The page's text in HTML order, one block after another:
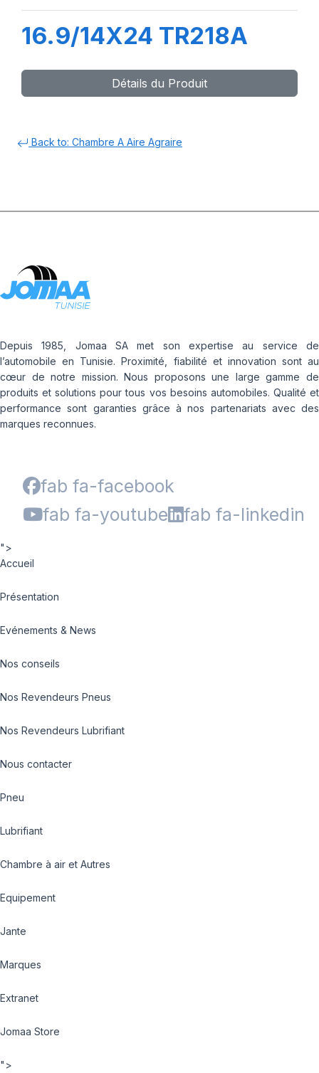
16.9/14X24 TR218A
Détails du Produit
Back to: Chambre A Aire Agraire
Depuis 1985, Jomaa SA met son expertise au service de
l’automobile en Tunisie. Proximité, fiabilité et innovation sont au
cœur de notre mission. Nous proposons une large gamme de
produits et solutions pour tous vos besoins automobiles. Qualité et
performance sont garanties grâce à nos partenariats avec des
marques reconnues.
fab fa-facebook
fab fa-youtube
fab fa-linkedin
">
Accueil
Présentation
Evénements & News
Nos conseils
Nos Revendeurs Pneus
Nos Revendeurs Lubrifiant
Nous contacter
Pneu
Lubrifiant
Chambre à air et Autres
Equipement
Jante
Marques
Extranet
Jomaa Store
">